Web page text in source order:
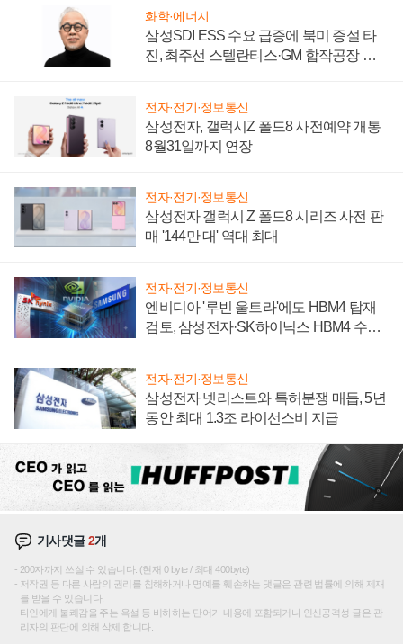
화학·에너지
삼성SDI ESS 수요 급증에 북미 증설 타
진, 최주선 스텔란티스·GM 합작공장 건
전자·전기·정보통신
삼성전자, 갤럭시Z 폴드8 사전예약 개통
8월31일까지 연장
전자·전기·정보통신
삼성전자 갤럭시 Z 폴드8 시리즈 사전 판
매 '144만 대' 역대 최대
전자·전기·정보통신
엔비디아 '루빈 울트라'에도 HBM4 탑재
검토, 삼성전자·SK하이닉스 HBM4 수율
전자·전기·정보통신
삼성전자 넷리스트와 특허분쟁 매듭, 5년
동안 최대 1.3조 라이선스비 지급
기사댓글2개
200자까지 쓰실 수 있습니다. (현재 0 byte / 최대 400byte)
저작권 등 다른 사람의 권리를 침해하거나 명예를 훼손하는 댓글은 관련 법률에 의해 제재
를 받을 수 있습니다.
타인에게 불쾌감을 주는 욕설 등 비하하는 단어가 내용에 포함되거나 인신공격성 글은 관
리자의 판단에 의해 삭제 합니다.